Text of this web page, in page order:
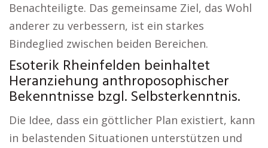
Benachteiligte. Das gemeinsame Ziel, das Wohl
anderer zu verbessern, ist ein starkes
Bindeglied zwischen beiden Bereichen.
Esoterik Rheinfelden beinhaltet
Heranziehung anthroposophischer
Bekenntnisse bzgl. Selbsterkenntnis.
Die Idee, dass ein göttlicher Plan existiert, kann
in belastenden Situationen unterstützen und